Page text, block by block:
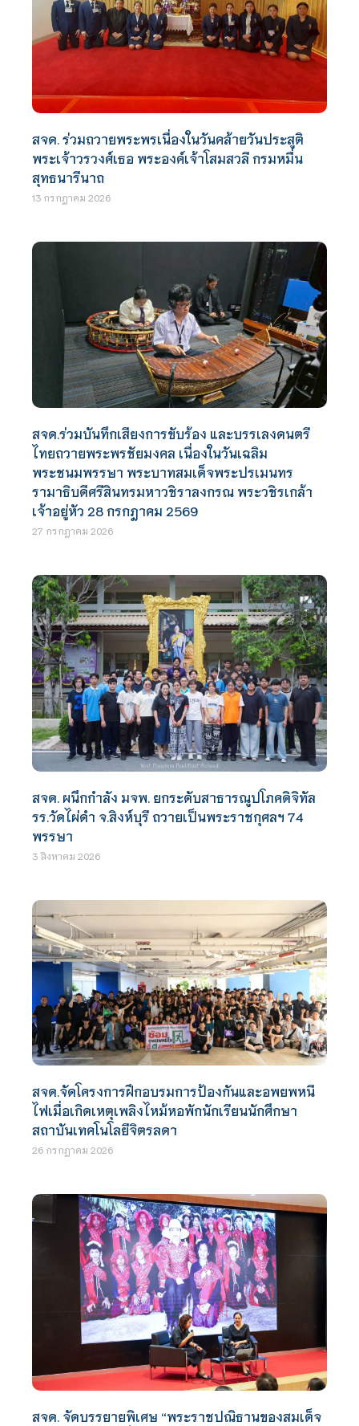
สจด. ร่วมถวายพระพรเนื่องในวันคล้ายวันประสูติ
พระเจ้าวรวงศ์เธอ พระองค์เจ้าโสมสวลี กรมหมื่น
สุทธนารีนาถ
13 กรกฎาคม 2026
สจด.ร่วมบันทึกเสียงการขับร้อง และบรรเลงดนตรี
ไทยถวายพระพรชัยมงคล เนื่องในวันเฉลิม
พระชนมพรรษา พระบาทสมเด็จพระปรเมนทร
รามาธิบดีศรีสินทรมหาวชิราลงกรณ พระวชิรเกล้า
เจ้าอยู่หัว 28 กรกฎาคม 2569
27 กรกฎาคม 2026
สจด. ผนึกกำลัง มจพ. ยกระดับสาธารณูปโภคดิจิทัล
รร.วัดไผ่ดำ จ.สิงห์บุรี ถวายเป็นพระราชกุศลฯ 74
พรรษา
3 สิงหาคม 2026
สจด.จัดโครงการฝึกอบรมการป้องกันและอพยพหนี
ไฟเมื่อเกิดเหตุเพลิงไหม้หอพักนักเรียนนักศึกษา
สถาบันเทคโนโลยีจิตรลดา
26 กรกฎาคม 2026
สจด. จัดบรรยายพิเศษ “พระราชปณิธานของสมเด็จ